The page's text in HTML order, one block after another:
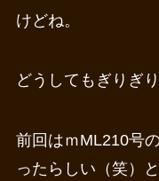
けどね。
どうしてもぎりぎ
前回はｍML210号
ったらしい（笑）